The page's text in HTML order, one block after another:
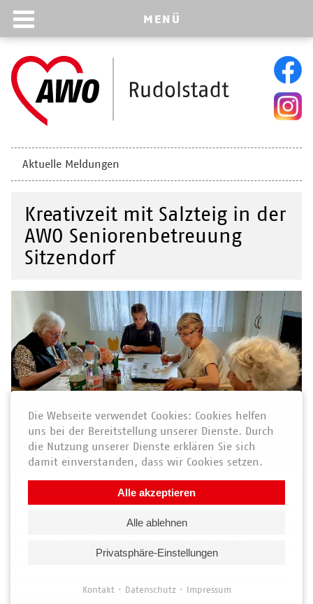
Navigation
überspringen
Aktuelle Meldungen
Kreativzeit mit Salzteig in der
AWO Seniorenbetreuung
Sitzendorf
AWO News vom 27. Juni 2025
Vergangene Woche wurde es bei uns kreativ – und auch
ein bisschen kräuterduftig: Unsere Gäste stellten mit viel
Liebe zum Detail wunderschöne Tischdekorationen aus
gesammelten Kräutern, Gräsern und Blüten.
Die Webseite verwendet Cookies: Cookies helfen
uns bei der Bereitstellung unserer Dienste. Durch
die Nutzung unserer Dienste erklären Sie sich
damit einverstanden, dass wir Cookies setzen.
Alle akzeptieren
Alle ablehnen
Privatsphäre-Einstellungen
Kontakt Datenschutz Impressum
MENÜ